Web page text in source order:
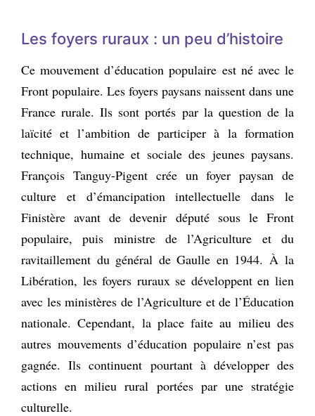
Les foyers ruraux : un peu d’histoire
Ce mouvement d’éducation populaire est né avec le
Front populaire. Les foyers paysans naissent dans une
France rurale. Ils sont portés par la question de la
laïcité et l’ambition de participer à la formation
technique, humaine et sociale des jeunes paysans.
François Tanguy-Pigent crée un foyer paysan de
culture et d’émancipation intellectuelle dans le
Finistère avant de devenir député sous le Front
populaire, puis ministre de l’Agriculture et du
ravitaillement du général de Gaulle en 1944. À la
Libération, les foyers ruraux se développent en lien
avec les ministères de l’Agriculture et de l’Éducation
nationale. Cependant, la place faite au milieu des
autres mouvements d’éducation populaire n’est pas
gagnée. Ils continuent pourtant à développer des
actions en milieu rural portées par une stratégie
culturelle.